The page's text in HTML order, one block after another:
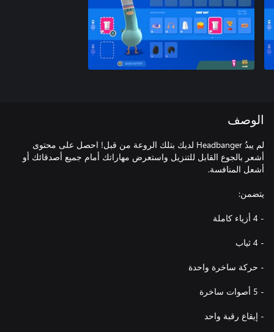
الوصف
لم يبدُ Headbanger لديك بتلك الروعة من قبل! احصل على محتوى
أشعر بالجوع القابل للتنزيل واستعرض مهاراتك أمام جميع أصدقائك أو
- إيقاع رقبة واحد